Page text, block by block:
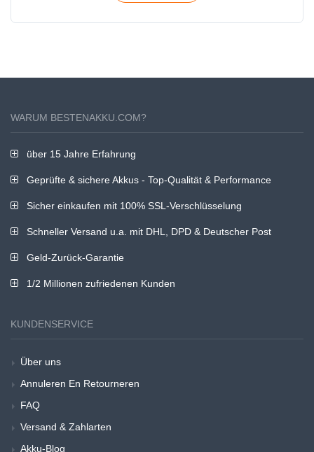
WARUM BESTENAKKU.COM?
über 15 Jahre Erfahrung
Geprüfte & sichere Akkus - Top-Qualität & Performance
Sicher einkaufen mit 100% SSL-Verschlüsselung
Schneller Versand u.a. mit DHL, DPD & Deutscher Post
Geld-Zurück-Garantie
1/2 Millionen zufriedenen Kunden
KUNDENSERVICE
Über uns
Annuleren En Retourneren
FAQ
Versand & Zahlarten
Akku-Blog